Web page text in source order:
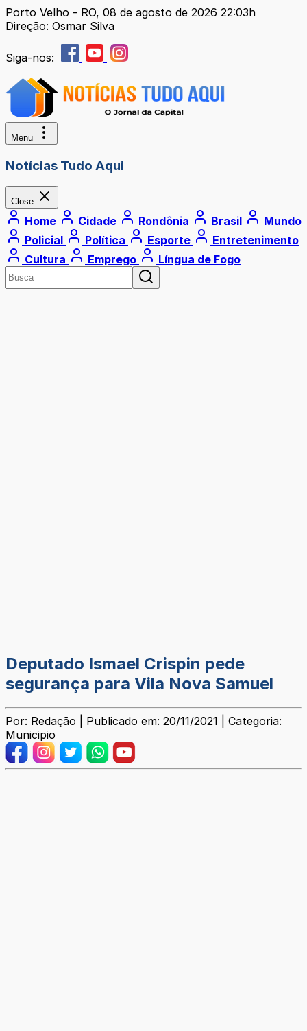
Porto Velho - RO, 08 de agosto de 2026 22:03h
Direção: Osmar Silva
Siga-nos:
Menu
Notícias Tudo Aqui
Close
Home Cidade Rondônia Brasil
Mundo
Policial
Política Esporte
Entretenimento
Cultura
Emprego Língua de Fogo
Deputado Ismael Crispin pede
segurança para Vila Nova Samuel
Por: Redação | Publicado em: 20/11/2021 | Categoria:
Municipio